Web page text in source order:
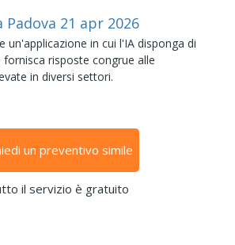
Padova 21 apr 2026
un'applicazione in cui l'IA disponga di
risposte congrue alle
in diversi settori.
un preventivo simile
il servizio è gratuito